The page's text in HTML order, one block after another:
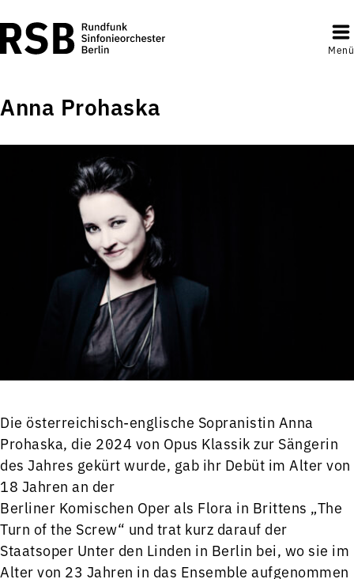
Menü
Anna Prohaska
Die österreichisch-englische Sopranistin Anna
Prohaska, die 2024 von Opus Klassik zur Sängerin
des Jahres gekürt wurde, gab ihr Debüt im Alter von
18 Jahren an der
Berliner Komischen Oper als Flora in Brittens „The
Turn of the Screw“ und trat kurz darauf der
Staatsoper Unter den Linden in Berlin bei, wo sie im
Alter von 23 Jahren in das Ensemble aufgenommen